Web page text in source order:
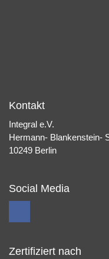
Kontakt
Integral e.V.
Hermann- Blankenstein-
10249 Berlin
Social Media
Zertifiziert nach